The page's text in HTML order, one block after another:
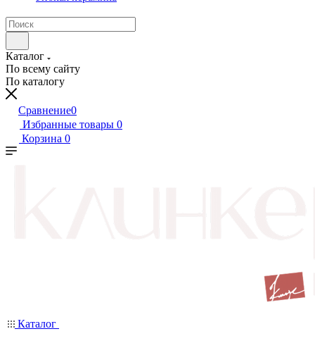
Каталог
По всему сайту
По каталогу
Сравнение0
Избранные товары 0
Корзина 0
Каталог